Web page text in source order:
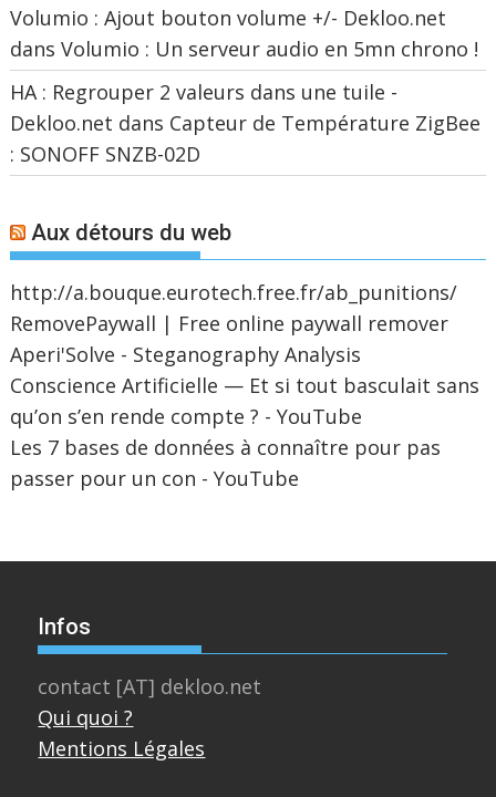
Volumio : Ajout bouton volume +/- Dekloo.net
dansVolumio : Un serveur audio en 5mn chrono !
HA : Regrouper 2 valeurs dans une tuile -
Dekloo.net dans Capteur de Température ZigBee
: SONOFF SNZB-02D
Aux détours du web
http://a.bouque.eurotech.free.fr/ab_punitions/
RemovePaywall | Free online paywall remover
Aperi'Solve - Steganography Analysis
Conscience Artificielle — Et si tout basculait sans
qu’on s’en rende compte ? - YouTube
Les 7 bases de données à connaître pour pas
passer pour un con - YouTube
Infos
contact [AT] dekloo.net
Qui quoi ?
Mentions Légales